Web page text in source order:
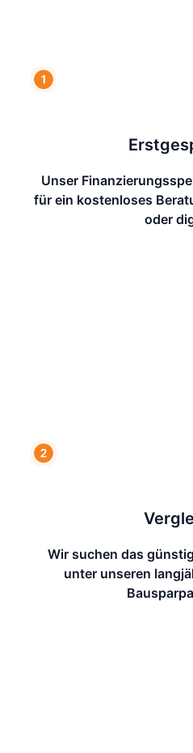
Unser
für ein kostenloses
oder
Wir suchen das
unter unseren